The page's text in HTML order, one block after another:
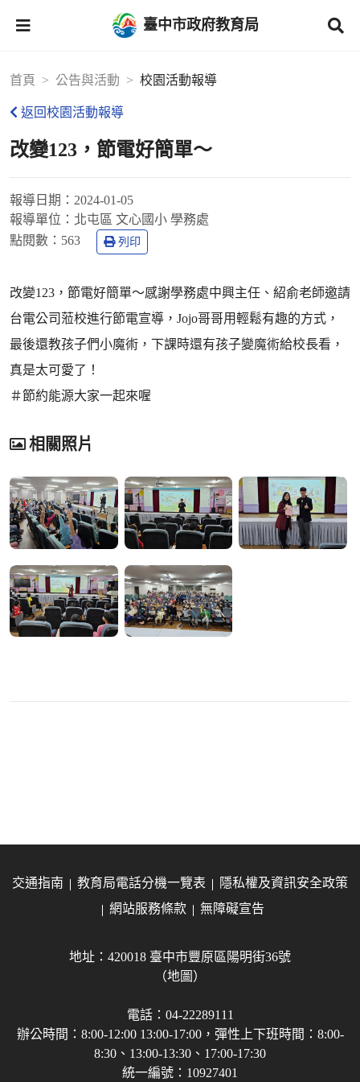
臺中市政府教育局
首頁 公告與活動 校園活動報導
返回校園活動報導
改變123，節電好簡單～
報導日期： 2024-01-05
報導單位： 北屯區 文心國小 學務處
點閱數： 563 列印
改變123，節電好簡單～感謝學務處中興主任、紹俞老師邀請
台電公司蒞校進行節電宣導，Jojo哥哥用輕鬆有趣的方式，
最後還教孩子們小魔術，下課時還有孩子變魔術給校長看，
真是太可愛了！
＃節約能源大家一起來喔
相關照片
交通指南 教育局電話分機一覽表
隱私權及資訊安全政策
網站服務條款
無障礙宣告
地址：420018 臺中市豐原區陽明街36號
（地圖）
電話：04-22289111
辦公時間：8:00-12:00 13:00-17:00，彈性上下班時間：8:00-
8:30、13:00-13:30、17:00-17:30
統一編號：10927401